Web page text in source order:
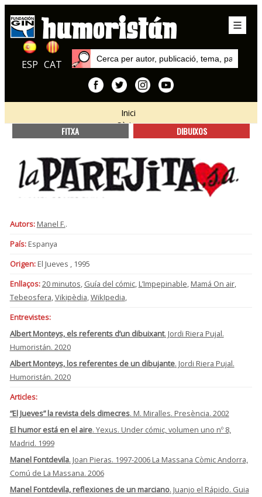
ESP CAT
Inici
Sèries
FITXA DIBUIXOS
Autors: Manel F..
País:Espanya
Origen:El Jueves , 1995
Enllaços:20 minutos, Guía del cómic, L’Impepinable, Mamá On air,
Tebeosfera,Vikipèdia,WikIpedia,
Entrevistes:
Albert Monteys, els referents d’un dibuixant. Jordi Riera Pujal.
Humoristán. 2020
Albert Monteys, los referentes de un dibujante. Jordi Riera Pujal.
Humoristán. 2020
Articles:
“El Jueves” la revista dels dimecres. M. Miralles. Presència. 2002
El humor está en el aire. Yexus. Under cómic, volumen uno nº 8,
Madrid. 1999
Manel Fontdevila. Joan Pieras. 1997-2006 La Massana Còmic Andorra,
Comú de La Massana. 2006
Manel Fontdevila, reflexiones de un marciano. Juanjo el Rápido. Guia